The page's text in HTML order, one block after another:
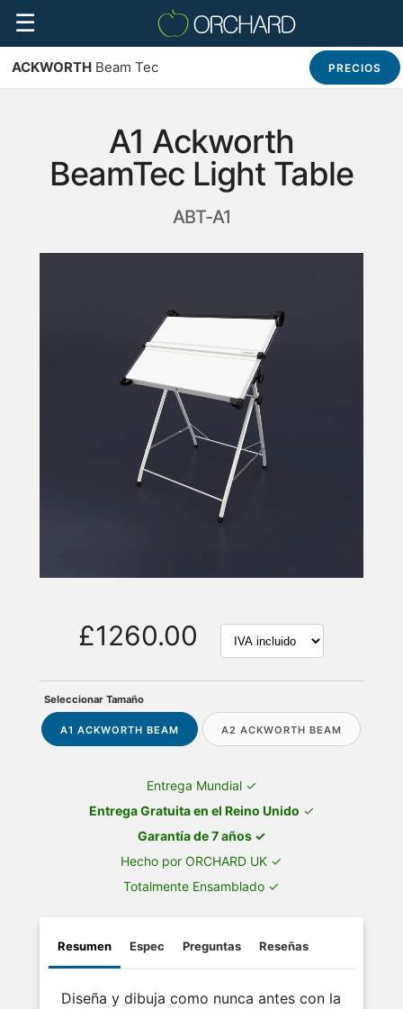
☰
ACKWORTH Beam Tec PRECIOS
A1 Ackworth
BeamTec Light Table
ABT-A1
£1260.00
Seleccionar Tamaño
A1 ACKWORTH BEAM A2 ACKWORTH BEAM
Entrega Mundial ✓
Entrega Gratuita en el Reino Unido ✓
Garantía de 7 años ✓
Hecho por ORCHARD UK ✓
Totalmente Ensamblado ✓
Resumen Espec Preguntas Reseñas
Diseña y dibuja como nunca antes con la